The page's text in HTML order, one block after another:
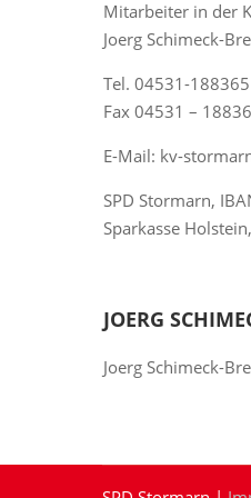
Mitarbeiter in der
Joerg Schimeck-
Tel. 04531-188365
Fax 04531 –
E-Mail: kv-
SPD Stormarn,
Sparkasse
JOERG
Joerg Schimeck-